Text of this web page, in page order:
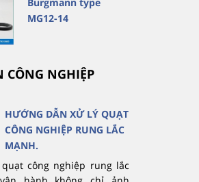
MG12-14
CÔNG NGHIỆP
HƯỚNG DẪN XỬ LÝ QUẠT
CÔNG NGHIỆP RUNG LẮC
MẠNH.
công nghiệp rung lắc